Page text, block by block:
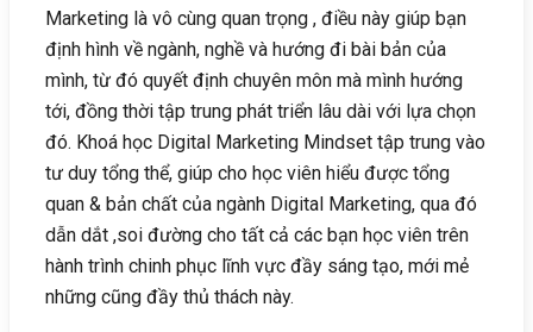
Marketing là vô cùng quan trọng , điều này giúp bạn
định hình về ngành, nghề và hướng đi bài bản của
mình, từ đó quyết định chuyên môn mà mình hướng
tới, đồng thời tập trung phát triển lâu dài với lựa chọn
đó. Khoá học Digital Marketing Mindset tập trung vào
tư duy tổng thể, giúp cho học viên hiểu được tổng
quan & bản chất của ngành Digital Marketing, qua đó
dẫn dắt ,soi đường cho tất cả các bạn học viên trên
hành trình chinh phục lĩnh vực đầy sáng tạo, mới mẻ
những cũng đầy thủ thách này.